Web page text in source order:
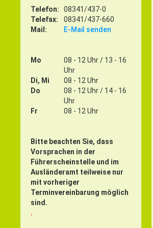
Telefon:
08341/437-0
Telefax:
08341/437-660
Mail:
E-Mail senden
Mo
08 - 12 Uhr / 13 - 16
Uhr
Di, Mi
08 - 12 Uhr
Do
08 - 12 Uhr / 14 - 16
Uhr
Fr
08 - 12 Uhr
Bitte beachten Sie, dass
Vorsprachen in der
Führerscheinstelle und im
Ausländeramt teilweise nur
mit vorheriger
Terminvereinbarung möglich
sind.
.